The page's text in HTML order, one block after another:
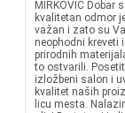
MIRKOVIĆ Dobar
kvalitetan odmor
važan i zato su
neophodni kreveti
prirodnih
to ostvarili.
izložbeni salon i
kvalitet naših
licu mesta.